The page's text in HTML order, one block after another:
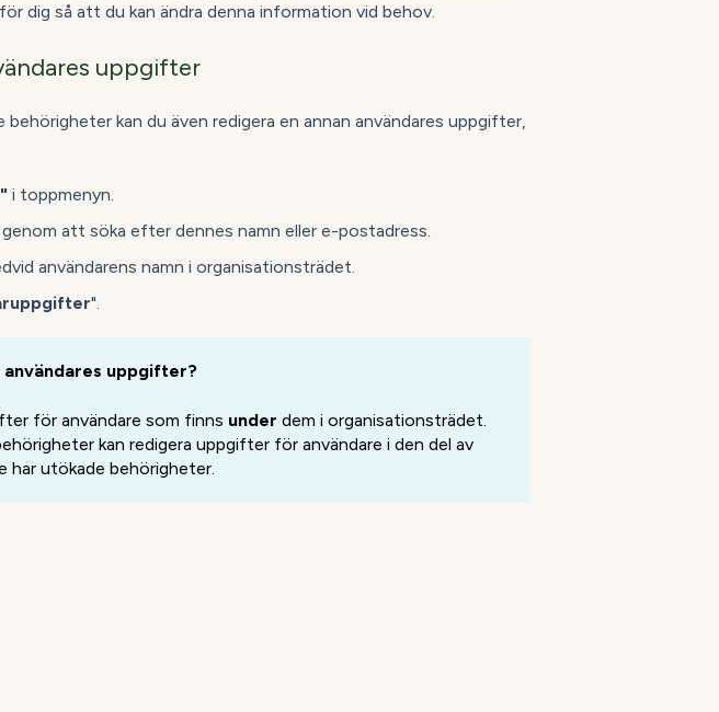
dig så att du kan ändra denna information vid behov.
uppgifter
kan du även redigera en annan användares uppgifter,
i toppmenyn.
att söka efter dennes namn eller e-postadress.
användarens namn i organisationsträdet.
".
uppgifter?
för användare som finns under dem i organisationsträdet.
kan redigera uppgifter för användare i den del av
har utökade behörigheter.